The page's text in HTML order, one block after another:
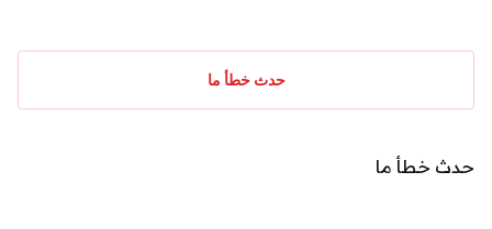
حدث خطأ ما
حدث خطأ ما